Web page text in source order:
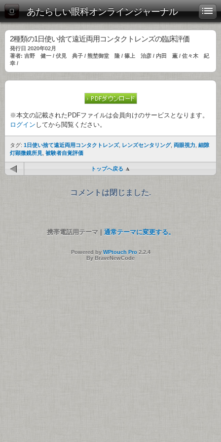
あたらしい眼科オンラインジャーナル
2種類の1日使い捨て遠近両用コンタクトレンズの臨床評価
発行日 2020年02月
著者: 吉野 健一 / 伏見 典子 / 熊埜御堂 隆 / 篠上 治彦 / 内田 薫 / 佐々木 紀
幸 /
※本文の記載されたPDFファイルは会員向けのサービスとなります。
ログイン してから閲覧ください。
タグ: 1日使い捨て遠近両用コンタクトレンズ, レンズセンタリング, 両眼視力 細隙
灯顕微鏡所見 被験者自覚評価
トップへ戻る
コメントは閉じました.
携帯電話用テーマ | 通常テーマに変更する。
Powered by WPtouch Pro2.2.4
By BraveNewCode